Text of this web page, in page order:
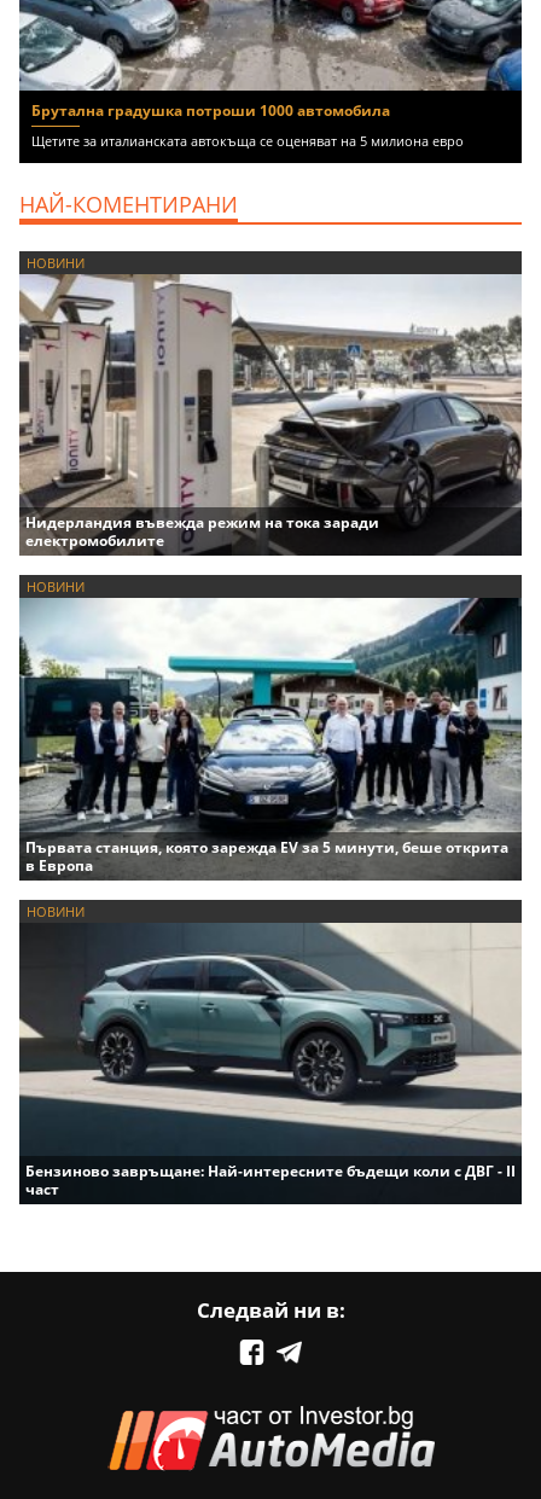
Брутална градушка потроши 1000 автомобила
Щетите за италианската автокъща се оценяват на 5 милиона евро
НАЙ-КОМЕНТИРАНИ
НОВИНИ
Нидерландия въвежда режим на тока заради
електромобилите
НОВИНИ
Първата станция, която зарежда EV за 5 минути, беше открита
в Европа
НОВИНИ
Бензиново завръщане: Най-интересните бъдещи коли с ДВГ - II
част
Следвай ни в: